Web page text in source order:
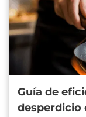
Guía de
desperdicio